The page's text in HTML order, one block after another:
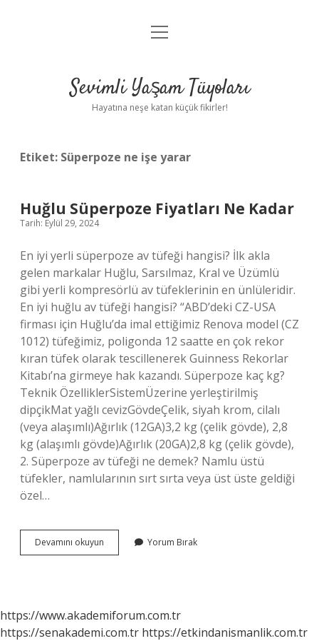
Anasayfa
Yasal Uyarı
menüyü
Sevimli Yaşam Tüyoları
Hayatına neşe katan küçük fikirler!
Etiket: Süperpoze ne işe yarar
Huğlu Süperpoze Fiyatları Ne Kadar
Tarih: Eylül 29, 2024
En iyi yerli süperpoze av tüfeği hangisi? İlk akla
gelen markalar Huğlu, Sarsılmaz, Kral ve Üzümlü
gibi yerli kompresörlü av tüfeklerinin en ünlüleridir.
En iyi huğlu av tüfeği hangisi? “ABD’deki CZ-USA
firması için Huğlu’da imal ettiğimiz Renova model (CZ
1012) tüfeğimiz, poligonda 12 saatte en çok rekor
kıran tüfek olarak tescillenerek Guinness Rekorlar
Kitabı’na girmeye hak kazandı. Süperpoze kaç kg?
Teknik ÖzelliklerSistemÜzerine yerleştirilmiş
dipçikMat yağlı cevizGövdeÇelik, siyah krom, cilalı
(veya alaşımlı)Ağırlık (12GA)3,2 kg (çelik gövde), 2,8
kg (alaşımlı gövde)Ağırlık (20GA)2,8 kg (çelik gövde),
2. Süperpoze av tüfeği ne demek? Namlu üstü
tüfekler, namlularının sırt sırta veya üst üste geldiği
özel…
Devamını okuyun
Süperpoze
Yorum Bırak
https://www.akademiforum.com.tr
https://senakademi.com.tr https://etkindanismanlik.com.tr